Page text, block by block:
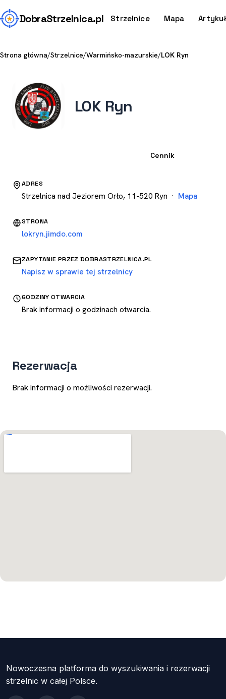
DobraStrzelnica.pl Strzelnice Mapa
Strona główna/Strzelnice/Warmińsko-mazurskie/LOK Ryn
LOK Ryn
Cennik
ADRES
Strzelnica nad Jeziorem Orło, 11-520 Ryn · Mapa
STRONA
lokryn.jimdo.com
ZAPYTANIE PRZEZ DOBRASTRZELNICA.PL
Napisz w sprawie tej strzelnicy
GODZINY OTWARCIA
Brak informacji o godzinach otwarcia.
Rezerwacja
Brak informacji o możliwości rezerwacji.
Nowoczesna platforma do wyszukiwania i rezerwacji
strzelnic w całej Polsce.